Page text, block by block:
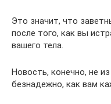
Это значит, что
после того, как вы
вашего тела.
Новость, конечно, не
безнадежно, как вам